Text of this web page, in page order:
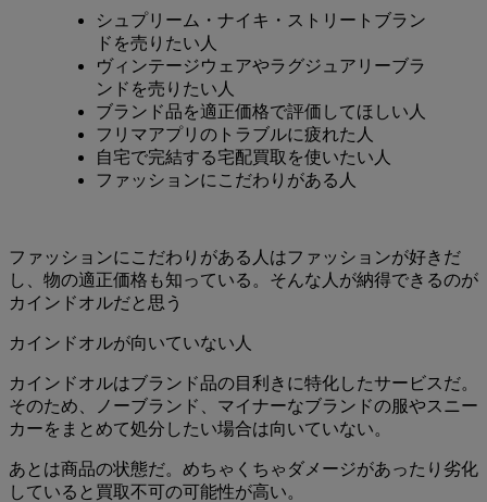
シュプリーム・ナイキ・ストリートブラン
ドを売りたい人
ヴィンテージウェアやラグジュアリーブラ
ンドを売りたい人
ブランド品を適正価格で評価してほしい人
フリマアプリのトラブルに疲れた人
自宅で完結する宅配買取を使いたい人
ファッションにこだわりがある人
ファッションにこだわりがある人はファッションが好きだ
し、物の適正価格も知っている。そんな人が納得できるのが
カインドオルだと思う
カインドオルが向いていない人
カインドオルはブランド品の目利きに特化したサービスだ。
そのため、ノーブランド、マイナーなブランドの服やスニー
カーをまとめて処分したい場合は向いていない。
あとは商品の状態だ。めちゃくちゃダメージがあったり劣化
していると買取不可の可能性が高い。